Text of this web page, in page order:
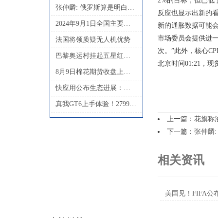
张仲麟: 俄罗斯算是明白了, 飞机国产化不是换零件那么简单
2024年9月1日全国主要批发市场基围虾价格行情
法国将领质疑无人机优势
巴黎奥运村挂起五星红旗！
8月9日棉花期货收盘上涨1.49%，报13630元
快应用公布生态进展：设备覆盖数达15亿，融合AI技术进入智慧服务2.0阶段
真我GT6上手体验！2799元起，这四点感触最深
反应也显示出新的
新的通胀数据可能
市场委员会提供进
次。”此外，核心
北京时间01:21，现
上一篇：花旗称
下一篇：张仲麟
相关资讯
美国见！FIFA公